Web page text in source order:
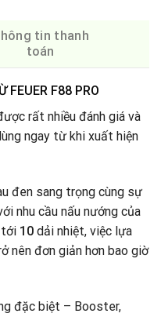
tin thanh
toán
FEUER F88 PRO
rất nhiều đánh giá và
ngay từ khi xuất hiện
đen sang trọng cùng sự
nhu cầu nấu nướng của
tới 10 dải nhiệt, việc lựa
nên đơn giản hơn bao giờ
đặc biệt – Booster,